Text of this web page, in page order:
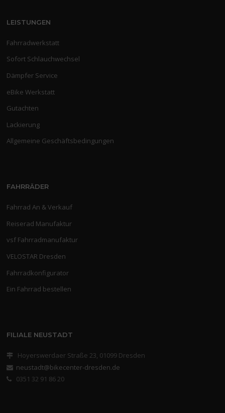
LEISTUNGEN
Fahrradwerkstatt
Sofort Schlauchwechsel
Dämpfer Service
eBike Werkstatt
Gutachten
Lackierung
Allgemeine Geschäftsbedingungen
FAHRRÄDER
Fahrrad An & Verkauf
Reiserad Manufaktur
vsf Fahrradmanufaktur
VELOSTAR Dresden
Fahrradkonfigurator
Ein Fahrrad bestellen
FILIALE NEUSTADT
Hoyerswerdaer Straße 23, 01099 Dresden
neustadt@bikecenter-dresden.de
0351 32 91 86 20